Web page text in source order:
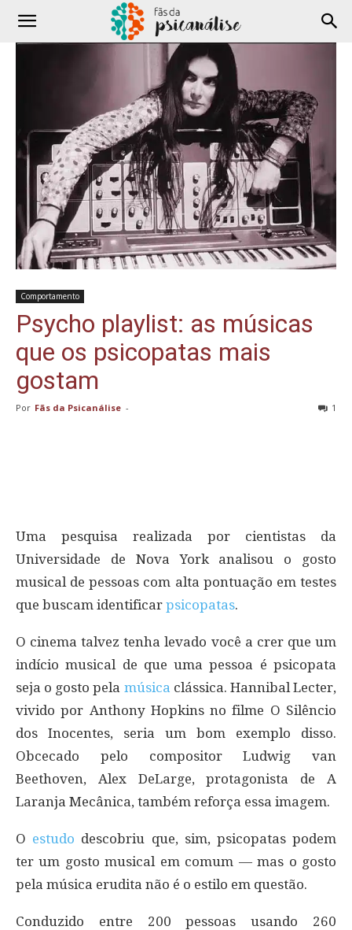
Comportamento
Psycho playlist: as músicas
que os psicopatas mais
gostam
Por Fãs da Psicanálise - 1
Uma pesquisa realizada por cientistas da
Universidade de Nova York analisou o gosto
musical de pessoas com alta pontuação em testes
que buscam identificar psicopatas.
O cinema talvez tenha levado você a crer que um
indício musical de que uma pessoa é psicopata
seja o gosto pela música clássica. Hannibal Lecter,
vivido por Anthony Hopkins no filme O Silêncio
dos Inocentes, seria um bom exemplo disso.
Obcecado pelo compositor Ludwig van
Beethoven, Alex DeLarge, protagonista de A
Laranja Mecânica, também reforça essa imagem.
O estudo descobriu que, sim, psicopatas podem
ter um gosto musical em comum — mas o gosto
pela música erudita não é o estilo em questão.
Conduzido entre 200 pessoas usando 260